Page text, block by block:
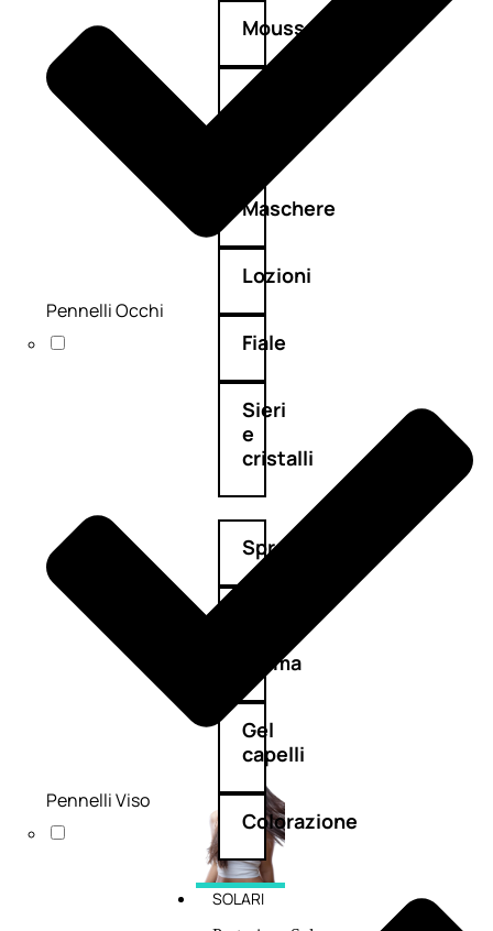
Mousse
Olii
Maschere
Lozioni
Fiale
Sieri
e
cristalli
Spray
crema
Gel
capelli
Colorazione
SOLARI
Pennelli Occhi
Pennelli Viso